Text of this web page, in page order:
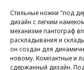
Стильные ножки "под
дизайн с легким
механизме пантограф
раскладывания и
он создан для
новому. Компактные и
сдержанный дизайн.